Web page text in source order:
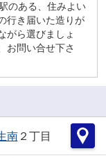
のある、住みよい
行き届いた造りが
がら選びましょ
お問い合せ下さ
南２丁目